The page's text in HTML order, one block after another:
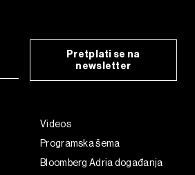
Pretplati se na
newsletter
Videos
Programska šema
Bloomberg Adria događanja